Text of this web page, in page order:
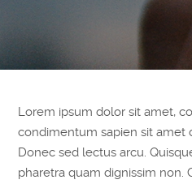
Lorem ipsum dolor sit amet,
condimentum sapien sit amet
Donec sed lectus arcu.
pharetra quam dignissim non.